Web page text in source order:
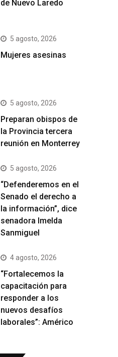
de Nuevo Laredo
5 agosto, 2026
Mujeres asesinas
5 agosto, 2026
Preparan obispos de
la Provincia tercera
reunión en Monterrey
5 agosto, 2026
“Defenderemos en el
Senado el derecho a
la información”, dice
senadora Imelda
Sanmiguel
4 agosto, 2026
“Fortalecemos la
capacitación para
responder a los
nuevos desafíos
laborales”: Américo